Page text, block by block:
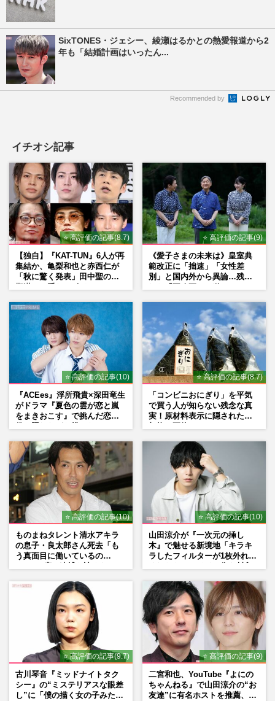
SixTONES・ジェシー、綾瀬はるかとの熱愛報道から2
年も「結婚計画はいったん...
Recommended by
イチオシ記事
⭐ 高評価の記事(8.7)
【独自】『KAT-TUN』6人が再
集結か、亀梨和也と赤西仁が
「秋に驚く発表」田中聖の刑
⭐ 高評価の記事(9)
《愛子さまの未来は》皇室典
範改正に「拙速」「女性差
別」と国内外から異論…残さ
⭐ 高評価の記事(10)
『ACEes』浮所飛貴×深田竜生
がドラマ『夏色の雲が恋と嵐
をまきおこす』で挑んだ恋人
⭐ 高評価の記事(8.7)
「コンビニおにぎり」を平気
で買う人が知らない残念な真
実！原材料表示に隠された添
⭐ 高評価の記事(10)
ものまねタレント清水アキラ
の息子・良太郎さん死去「も
う真面目に働いているの
⭐ 高評価の記事(10)
山田涼介が『一次元の挿し
木』で魅せる新境地「キラキ
ラしたフィルターが1枚外れて
⭐ 高評価の記事(9.7)
古川琴音『ミッドナイトタク
シー』の“ミステリアスな眼差
し”に「僕の描く女の子みた
⭐ 高評価の記事(9)
二宮和也、YouTube『よにの
ちゃんねる』で山田涼介の“お
友達”に有名ホストを推薦、歌